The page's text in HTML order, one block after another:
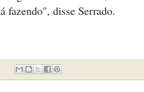
fazendo", disse Serrado.